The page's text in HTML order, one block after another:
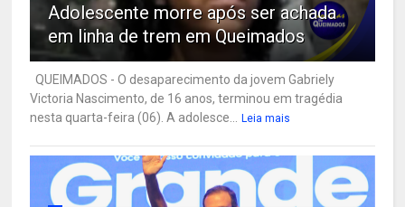
Adolescente morre após ser achada
em linha de trem em Queimados
QUEIMADOS - O desaparecimento da jovem Gabriely
Victoria Nascimento, de 16 anos, terminou em tragédia
nesta quarta-feira (06). A adolesce...
Leia mais